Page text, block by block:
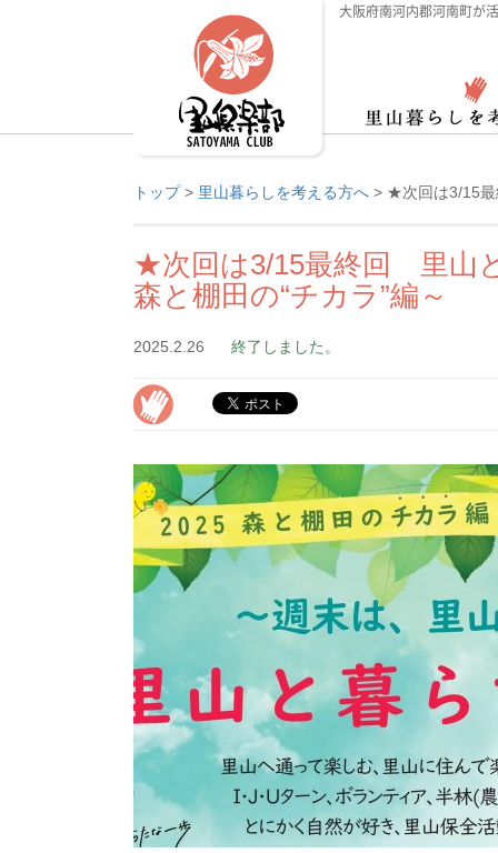
大阪府南河内郡河南町が
トップ> 里山暮らしを考える方へ > ★次回は3/15
★次回は3/15最終回 里山
森と棚田の“チカラ”編～
2025.2.26 終了しました。